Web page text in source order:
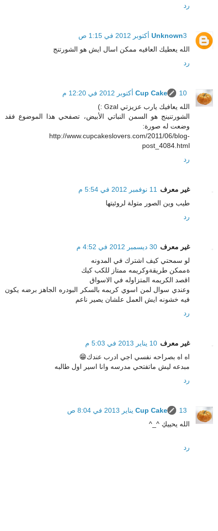
رد
Unknown3 أكتوبر 2012 في 1:15 ص
الله يعطيك العافيه ممكن اسال ايش هو الشورتنج
رد
Cup Cake
10 أكتوبر 2012 في 12:20 م
الله يعافيك يارب عزيزتي Gzal :)
الشورتنينج هو السمن النباتي الأبيض، تصفحي هذا الموضوع فقد
وضعت له صورة:
http://www.cupcakeslovers.com/2011/06/blog-
post_4084.html
رد
غير معرف
11 نوفمبر 2012 في 5:54 م
طيب وين الصور متولة لروئيتها
رد
غير معرف 30 ديسمبر 2012 في 4:52 م
لو سمحتي كيف اشترك في المدونه
ةممكن طريقةوكريمه ممتاز للكب كيك
اقصد الكريمه المتزاوله في الاسواق
وعندي سوال لمن اسوي كريمه بالسكر البودره الجاهز برضه يكون
فيه خشونه ايش العمل علشان يصير ناعم
رد
غير معرف 10 يناير 2013 في 5:03 م
اه اه بصراحه نفسي اجي ادرب عندك😁
مبدعه ليش ماتفتحي مدرسه وانا اسير اول طالبه
رد
Cup Cake
13 يناير 2013 في 8:04 ص
الله يحييكِ ^_^
رد